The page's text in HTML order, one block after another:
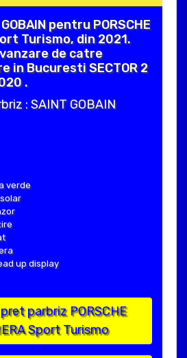
pentru PORSCHE
Turismo, din 2021.
de catre
in Bucuresti SECTOR 2
.
: SAINT GOBAIN
verde
up display
parbriz PORSCHE
Sport Turismo